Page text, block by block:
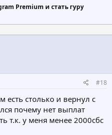
Premium и стать гуру
#18
есть столько и вернул с
почему нет выплат
т.к. у меня менее 2000сбс